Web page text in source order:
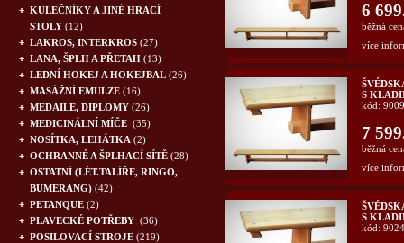
KULEČNÍKY A JINÉ HRACÍ
STOLY (12)
LAKROS, INTERKROS (27)
LANA, ŠPLH A PŘETAH (13)
LEDNÍ HOKEJ A HOKEJBAL (26)
MASÁŽNÍ EMULZE (16)
MEDAILE, DIPLOMY (26)
MEDICINÁLNÍ MÍČE (35)
NOSÍTKA, LEHÁTKA (2)
OCHRANNÉ A ŠPLHACÍ SÍTĚ (28)
OSTATNÍ (LÉT.TALÍŘE, RINGO,
BUMERANG) (42)
PETANQUE (2)
PLAVECKÉ POTŘEBY (36)
POSILOVACÍ STROJE (219)
6
běžná
více
S
kód: 9009
7
běžná
více
S
kód: 9024